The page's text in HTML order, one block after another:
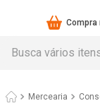
Compra
Mercearia